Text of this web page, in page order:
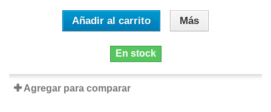
Añadir al carrito Más
En stock
Agregar para comparar